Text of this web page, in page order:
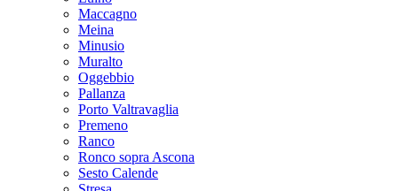
Maccagno
Meina
Minusio
Muralto
Oggebbio
Pallanza
Porto Valtravaglia
Premeno
Ranco
Ronco sopra Ascona
Sesto Calende